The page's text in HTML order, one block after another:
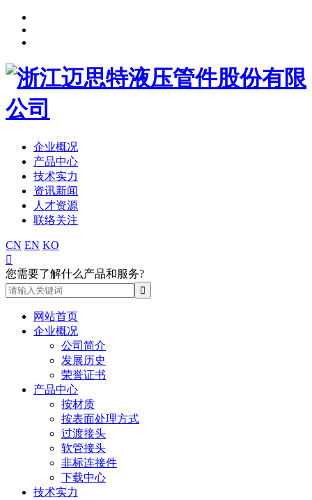
企业概况
产品中心
技术实力
资讯新闻
人才资源
联络关注
CN EN KO

您需要了解什么产品和服务?
网站首页
企业概况
公司简介
发展历史
荣誉证书
产品中心
按材质
按表面处理方式
过渡接头
软管接头
非标连接件
下载中心
技术实力